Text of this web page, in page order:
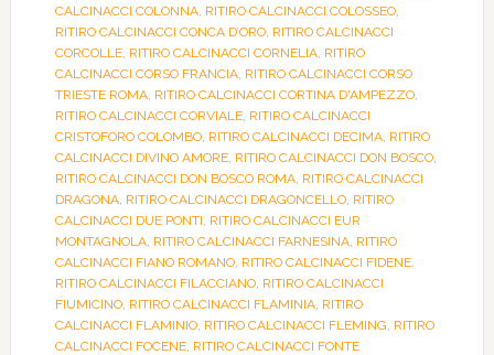
CALCINACCI COLONNA, RITIRO CALCINACCI COLOSSEO,
RITIRO CALCINACCI CONCA D’ORO, RITIRO CALCINACCI
CORCOLLE, RITIRO CALCINACCI CORNELIA, RITIRO
CALCINACCI CORSO FRANCIA, RITIRO CALCINACCI CORSO
TRIESTE ROMA, RITIRO CALCINACCI CORTINA D'AMPEZZO,
RITIRO CALCINACCI CORVIALE, RITIRO CALCINACCI
CRISTOFORO COLOMBO, RITIRO CALCINACCI DECIMA, RITIRO
CALCINACCI DIVINO AMORE, RITIRO CALCINACCI DON BOSCO,
RITIRO CALCINACCI DON BOSCO ROMA, RITIRO CALCINACCI
DRAGONA, RITIRO CALCINACCI DRAGONCELLO, RITIRO
CALCINACCI DUE PONTI, RITIRO CALCINACCI EUR
MONTAGNOLA, RITIRO CALCINACCI FARNESINA, RITIRO
CALCINACCI FIANO ROMANO, RITIRO CALCINACCI FIDENE,
RITIRO CALCINACCI FILACCIANO, RITIRO CALCINACCI
FIUMICINO, RITIRO CALCINACCI FLAMINIA, RITIRO
CALCINACCI FLAMINIO, RITIRO CALCINACCI FLEMING, RITIRO
CALCINACCI FOCENE, RITIRO CALCINACCI FONTE